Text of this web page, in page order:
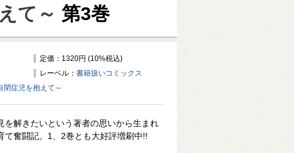
て～ 第3巻
定価：1320円 (10%税込)
レーベル： 書籍扱いコミックス
症児を抱えて～
を解きたいという著者の思いから生まれ
て奮闘記。1、2巻とも大好評増刷中!!